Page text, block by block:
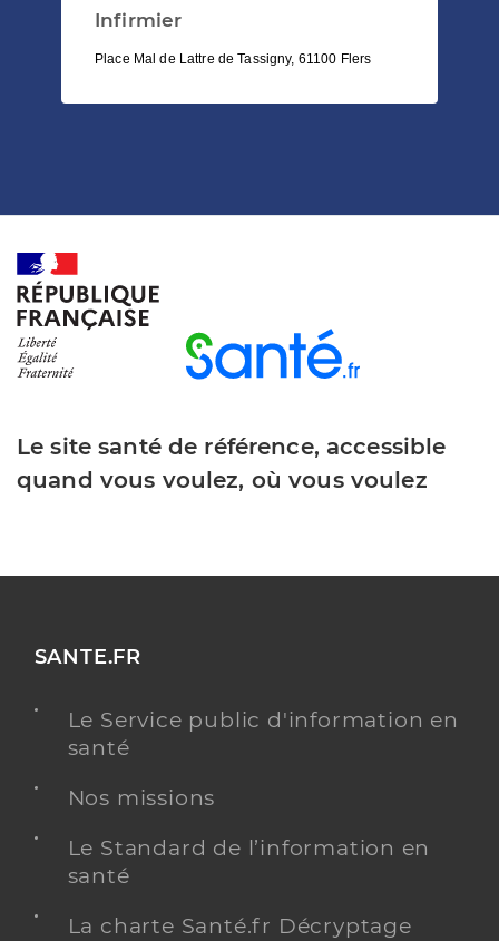
Infirmier
Place Mal de Lattre de Tassigny, 61100 Flers
Le site santé de référence, accessible
quand vous voulez, où vous voulez
SANTE.FR
Le Service public d'information en
santé
Nos missions
Le Standard de l’information en
santé
La charte Santé.fr Décryptage